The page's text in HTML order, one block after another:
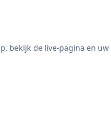
bekijk de live-pagina en uw